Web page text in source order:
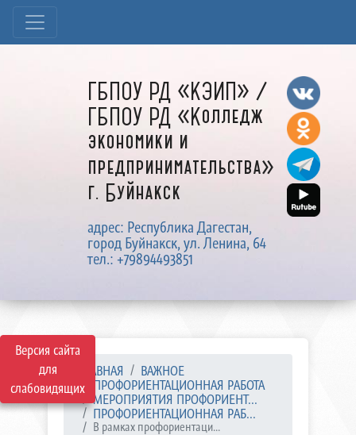
Версия сайта
для
слабовидящих
ГБПОУ РД «КЭИП» /
ГБПОУ РД «Колледж
экономики и
предпринимательства»
г. Буйнакск
адрес: Республика Дагестан,
город Буйнакск, ул. Ленина, 64
тел.: +79894493851
ГЛАВНАЯ
ВАЖНОЕ
ПРОФОРИЕНТАЦИОННАЯ РАБОТА
МЕРОПРИЯТИЯ ПРОФОРИЕНТ...
ПРОФОРИЕНТАЦИОННАЯ РАБ...
В рамках профориентаци...